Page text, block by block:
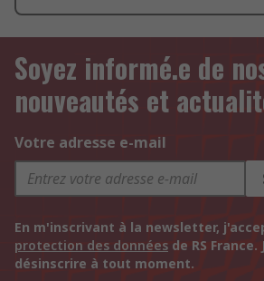
Soyez informé.e de
nouveautés et
Votre adresse e-mail
En m'inscrivant à la newsletter,
protection des données de RS
désinscrire à tout moment.